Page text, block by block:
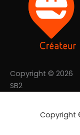
Copyright © 2026
SB2
Copyright